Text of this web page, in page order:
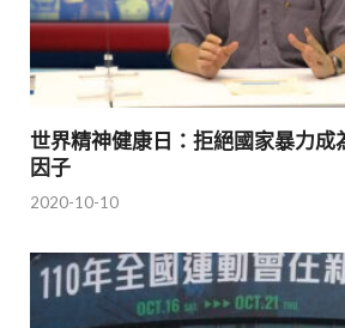
世界精神健康日：拒絕國家暴力成
因子
2020-10-10